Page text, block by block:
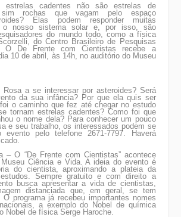
estrelas cadentes não são estrelas de
rochas que vagam pelo espaço
? Elas podem responder muitas
o nosso sistema solar e, por isso, são
do mundo todo, como a física
do Centro Brasileiro de Pesquisas
O De Frente com Cientistas recebe a
10 de abril, às 14h, no auditório do Museu
Rosa a se interessar por asteroides? Será
da sua infância? Por que ela quis ser
o caminho que fez até chegar no estudo
tornam estrelas cadentes? Como foi que
o nome dela? Para conhecer um pouco
e seu trabalho,os interessados podem se
evento pelo telefone 2671-7797. Haverá
– O “De Frente com Cientistas” acontece
Ciência e Vida. A ideia do evento é
do cientista, aproximando a plateia da
Sempre gratuito e com direito a
busca apresentar a vida de cientistas,
distanciada que, em geral, se tem
programa já recebeu importantes nomes
a exemplo do Nobel de química
Nobel de física Serge Haroche.